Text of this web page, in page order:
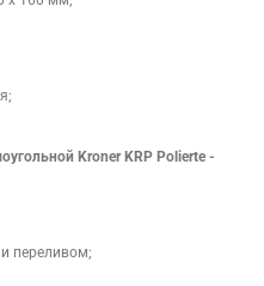
Kroner KRP Polierte -
переливом;